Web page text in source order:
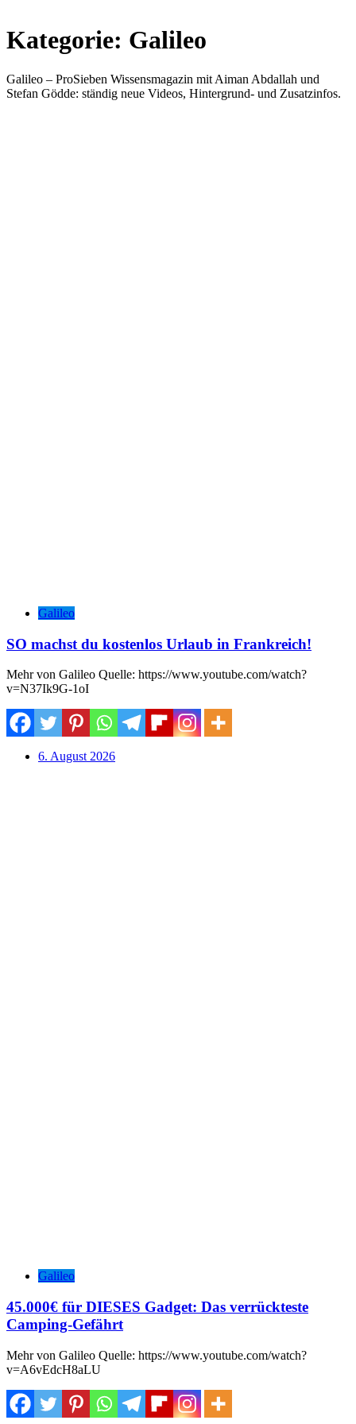
Kategorie: Galileo
Galileo – ProSieben Wissensmagazin mit Aiman Abdallah und
Stefan Gödde: ständig neue Videos, Hintergrund- und Zusatzinfos.
Galileo
SO machst du kostenlos Urlaub in Frankreich!
Mehr von Galileo Quelle: https://www.youtube.com/watch?
v=N37Ik9G-1oI
6. August 2026
Galileo
45.000€ für DIESES Gadget: Das verrückteste
Camping-Gefährt
Mehr von Galileo Quelle: https://www.youtube.com/watch?
v=A6vEdcH8aLU